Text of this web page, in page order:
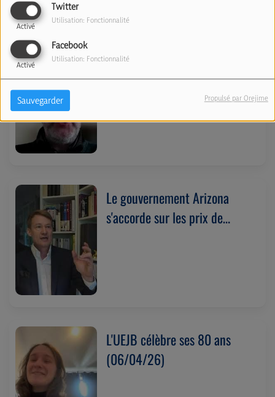
Twitter
Activé
Utilisation: Fonctionnalité
Facebook
Activé
Utilisation: Fonctionnalité
Sauvegarder Propulsé par Orejime
Le sénat belge s'apprête à
disparaitre (10/04/26)
Le gouvernement Arizona
s'accorde sur les prix de
L'UEJB célèbre ses 80 ans
(06/04/26)